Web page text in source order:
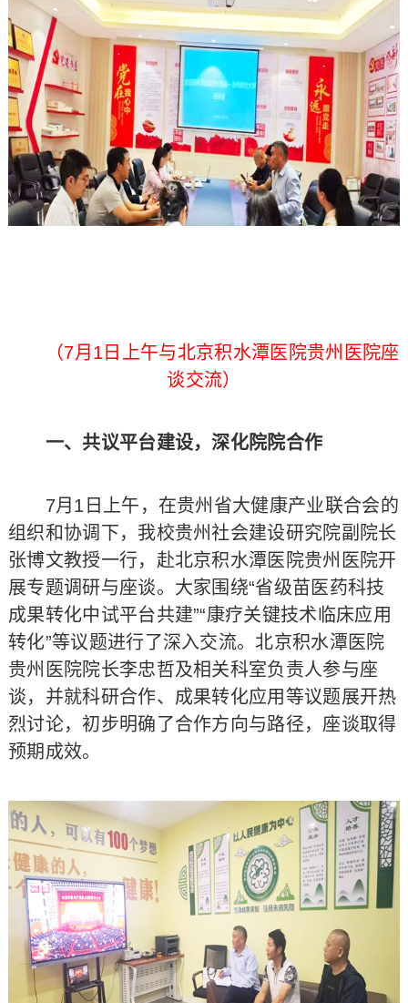
（7月1日上午与北京积水潭医院贵州医院座
谈交流）
一、共议平台建设，深化院院合作
7月1日上午，在贵州省大健康产业联合会的
组织和协调下，我校贵州社会建设研究院副院长
张博文教授一行，赴北京积水潭医院贵州医院开
展专题调研与座谈。大家围绕“省级苗医药科技
成果转化中试平台共建”“康疗关键技术临床应用
转化”等议题进行了深入交流。北京积水潭医院
贵州医院院长李忠哲及相关科室负责人参与座
谈，并就科研合作、成果转化应用等议题展开热
烈讨论，初步明确了合作方向与路径，座谈取得
预期成效。